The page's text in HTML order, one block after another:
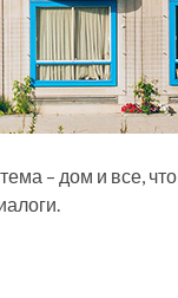
– дом и все,